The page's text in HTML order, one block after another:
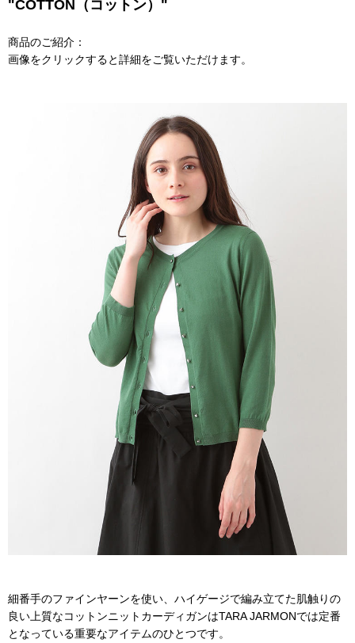
"COTTON（コットン）"
商品のご紹介：
画像をクリックすると詳細をご覧いただけます。
細番手のファインヤーンを使い、ハイゲージで編み立てた肌触りの
良い上質なコットンニットカーディガンはTARA JARMONでは定番
となっている重要なアイテムのひとつです。